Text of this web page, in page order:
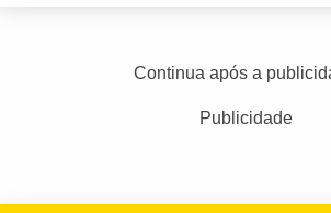
Continua após a
Publicidade